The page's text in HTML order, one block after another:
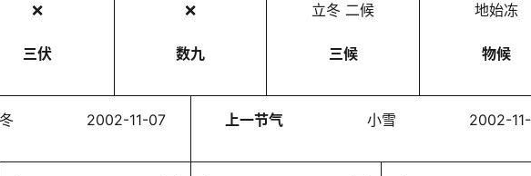
❌
三伏
❌
数九
立冬 二候
三候
地始冻
物候
2002-11-07 上一节气 小雪 2002-